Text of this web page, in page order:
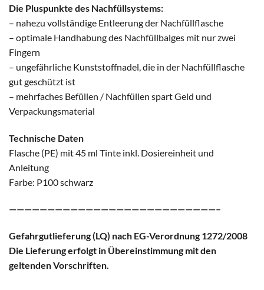
Die Pluspunkte des Nachfüllsystems:
– nahezu vollständige Entleerung der Nachfüllflasche
– optimale Handhabung des Nachfüllbalges mit nur zwei
Fingern
– ungefährliche Kunststoffnadel, die in der Nachfüllflasche
gut geschützt ist
– mehrfaches Befüllen / Nachfüllen spart Geld und
Verpackungsmaterial
Technische Daten
Flasche (PE) mit 45 ml Tinte inkl. Dosiereinheit und
Anleitung
Farbe: P100 schwarz
———————————————————————————–
Gefahrgutlieferung (LQ) nach EG-Verordnung 1272/2008
Die Lieferung erfolgt in Übereinstimmung mit den
geltenden Vorschriften.